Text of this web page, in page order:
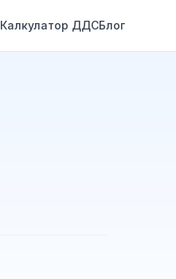
Калкулатор ДДСБлог